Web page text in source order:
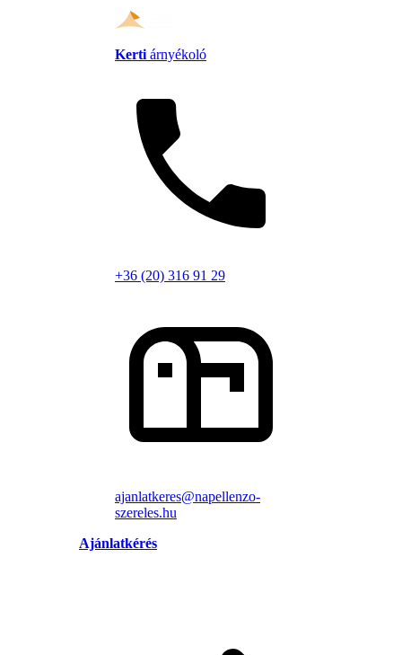
Kerti árnyékoló
+36 (20) 316 91 29
ajanlatkeres@napellenzo-
szereles.hu
Ajánlatkérés